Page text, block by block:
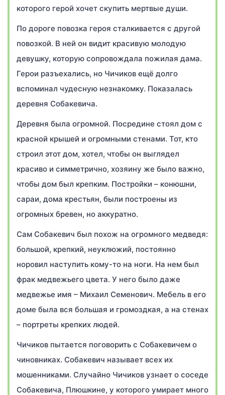
которого герой хочет скупить мертвые души.
По дороге повозка героя сталкивается с другой
повозкой. В ней он видит красивую молодую
девушку, которую сопровождала пожилая дама.
Герои разъехались, но Чичиков ещё долго
вспоминал чудесную незнакомку. Показалась
деревня Собакевича.
Деревня была огромной. Посредине стоял дом с
красной крышей и огромными стенами. Тот, кто
строил этот дом, хотел, чтобы он выглядел
красиво и симметрично, хозяину же было важно,
чтобы дом был крепким. Постройки – конюшни,
сараи, дома крестьян, были построены из
огромных бревен, но аккуратно.
Сам Собакевич был похож на огромного медведя:
большой, крепкий, неуклюжий, постоянно
норовил наступить кому-то на ноги. На нем был
фрак медвежьего цвета. У него было даже
медвежье имя – Михаил Семенович. Мебель в его
доме была вся большая и громоздкая, а на стенах
– портреты крепких людей.
Чичиков пытается поговорить с Собакевичем о
чиновниках. Собакевич называет всех их
мошенниками. Случайно Чичиков узнает о соседе
Собакевича, Плюшкине, у которого умирает много